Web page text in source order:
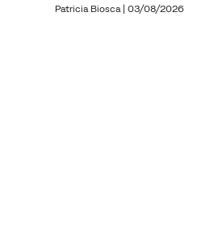
Patricia Biosca | 03/08/2026